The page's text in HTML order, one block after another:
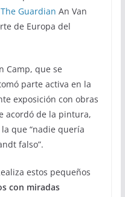
The Guardian An Van
de Europa del
Camp, que se
parte activa en la
exposición con obras
acordó de la pintura,
que “nadie quería
falso”.
estos pequeños
con miradas